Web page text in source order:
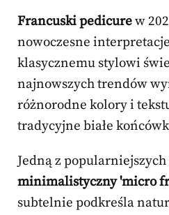
Francuski pedicurew
nowoczesne
klasycznemu stylowi
najnowszych trendów
różnorodne kolory i
tradycyjne białe
Jedną z
minimalistyczny 'micro
subtelnie podkreśla